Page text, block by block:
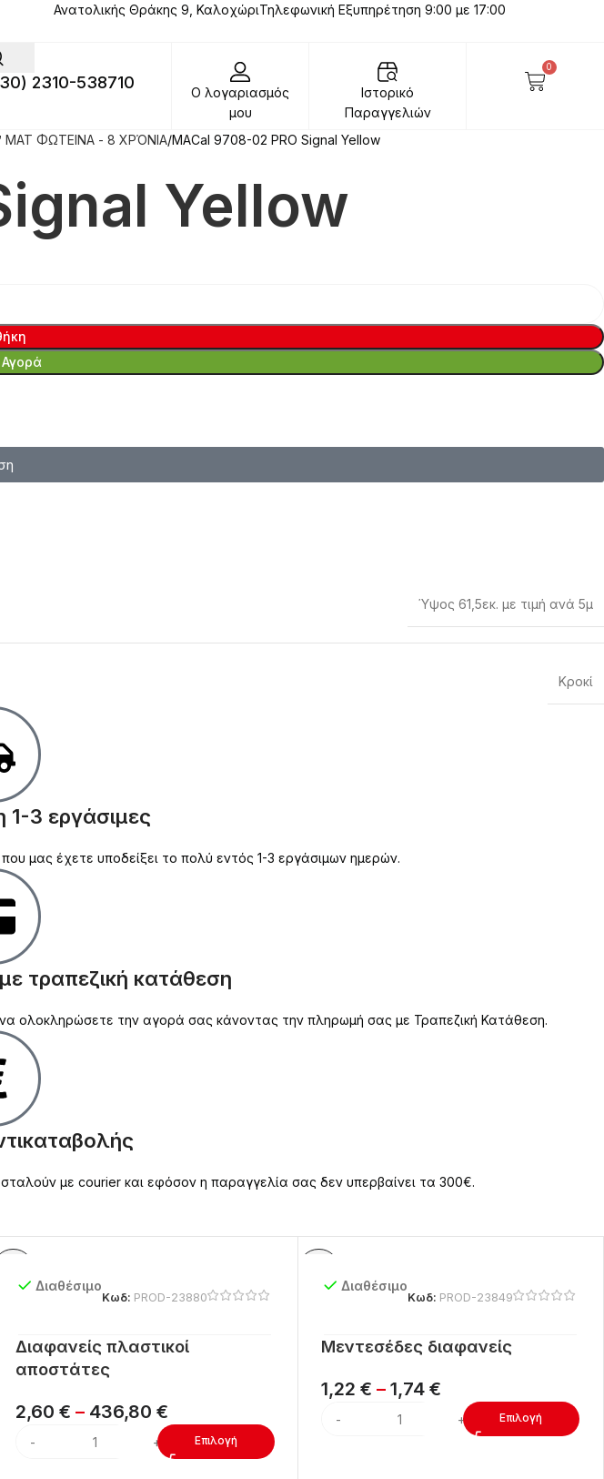
Ανατολικής Θράκης 9, ΚαλοχώριΤηλεφωνική Εξυπηρέτηση 9:00 με 17:00
2310-538710
Ο λογαριασμός
μου
Ιστορικό
Παραγγελιών
0
MAT ΦΩΤΕΙΝΑ - 8 ΧΡΌΝΙΑ MACal 9708-02 PRO Signal Yellow
Yellow
Ύψος 61,5εκ. με τιμή ανά 5μ
Κροκί
3 εργάσιμες
μας έχετε υποδείξει το πολύ εντός 1-3 εργάσιμων ημερών.
τραπεζική κατάθεση
να ολοκληρώσετε την αγορά σας κάνοντας την πληρωμή σας με Τραπεζική Κατάθεση.
με courier και εφόσον η παραγγελία σας δεν υπερβαίνει τα 300€.
Διαθέσιμο
Κωδ: PROD-23880
Διαφανείς πλαστικοί
αποστάτες
2,60 € – 436,80 €
Επιλογή
Διαθέσιμο
Κωδ: PROD-23849
Μεντεσέδες διαφανείς
1,22 € – 1,74 €
Επιλογή